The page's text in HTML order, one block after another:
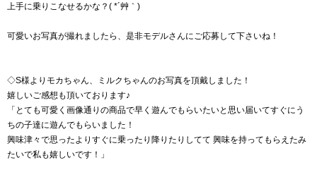
上手に乗りこなせるかな？( *´艸｀)
可愛いお写真が撮れましたら、是非モデルさんにご応募して下さいね！
◇S様よりモカちゃん、ミルクちゃんのお写真を頂戴しました！
嬉しいご感想も頂いております♪
「とても可愛く画像通りの商品で早く遊んでもらいたいと思い届いてすぐにう
ちの子達に遊んでもらいました！
興味津々で思ったよりすぐに乗ったり降りたりしてて 興味を持ってもらえたみ
たいで私も嬉しいです！」